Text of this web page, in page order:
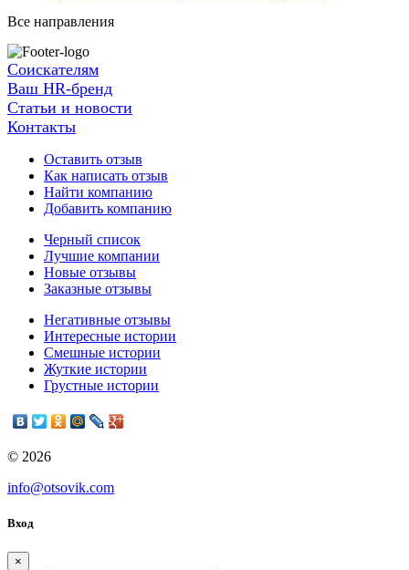
Все направления
Соискателям
Ваш HR-бренд
Статьи и новости
Контакты
Оставить отзыв
Как написать отзыв
Найти компанию
Добавить компанию
Черный список
Лучшие компании
Новые отзывы
Заказные отзывы
Негативные отзывы
Интересные истории
Смешные истории
Жуткие истории
Грустные истории
© 2026
info@otsovik.com
Вход
×